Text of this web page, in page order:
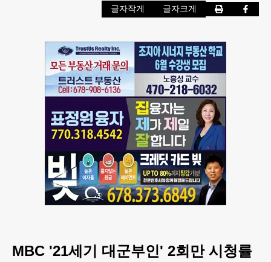
글자작게 글자크게
MBC '21세기 대군부인' 2회만 시청률